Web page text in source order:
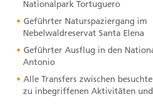
Nationalpark Tortuguero
Geführter Naturspaziergang im
Nebelwaldreservat Santa Elena
Geführter Ausflug in den
Antonio
Alle Transfers zwischen
zu inbegriffenen Aktivitäten